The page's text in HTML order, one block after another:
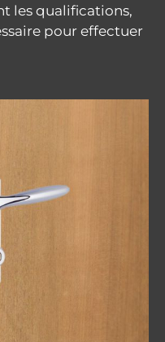
les qualifications,
pour effectuer